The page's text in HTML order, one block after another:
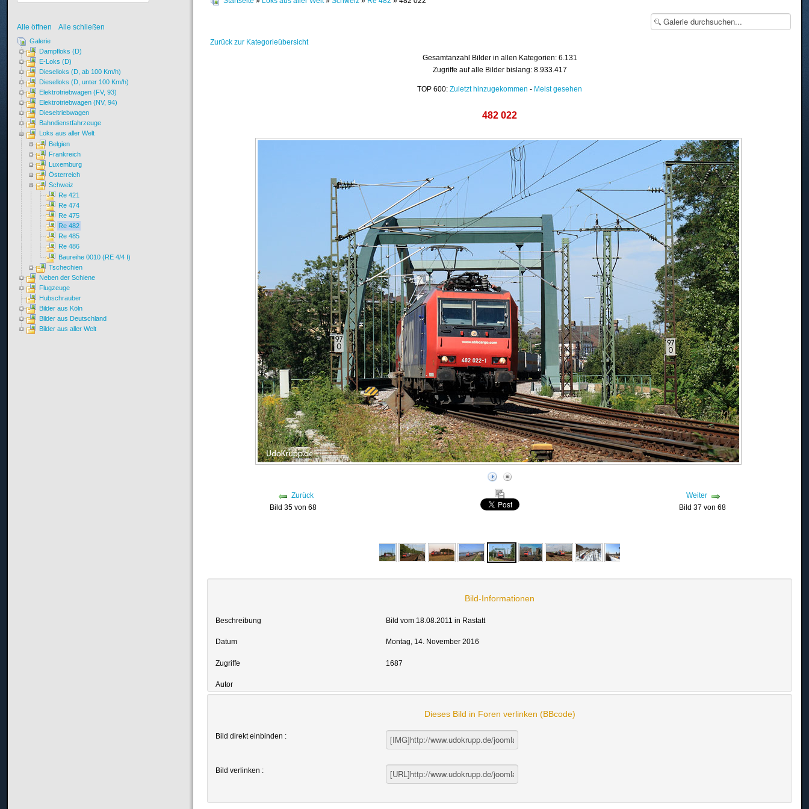
Zurück zur Kategorieübersicht
Gesamtanzahl Bilder in allen Kategorien: 6.131
Zugriffe auf alle Bilder bislang: 8.933.417
TOP 600:Zuletzt hinzugekommen - Meist gesehen
482 022
Zurück
Bild 35 von 68
Weiter
Bild 37 von 68
Bild-Informationen
Beschreibung Bild vom 18.08.2011 in Rastatt
Datum Montag, 14. November 2016
Zugriffe 1687
Autor
Dieses Bild in Foren verlinken (BBcode)
Bild direkt einbinden :
Bild verlinken :
Alle öffnen Alle schließen
Galerie
Dampfloks (D)
E-Loks (D)
Dieselloks (D, ab 100 Km/h)
Dieselloks (D, unter 100 Km/h)
Elektrotriebwagen (FV, 93)
Elektrotriebwagen (NV, 94)
Dieseltriebwagen
Bahndienstfahrzeuge
Loks aus aller Welt
Belgien
Frankreich
Luxemburg
Österreich
Schweiz
Re 421
Re 474
Re 475
Re 482
Re 485
Re 486
Baureihe 0010 (RE 4/4 I)
Tschechien
Neben der Schiene
Flugzeuge
Hubschrauber
Bilder aus Köln
Bilder aus Deutschland
Bilder aus aller Welt